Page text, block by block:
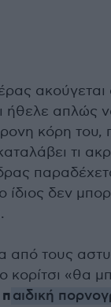
ακούγεται
ήθελε απλώς
κόρη του,
τι
δεν
από τους
κορίτσι «θα
παιδική